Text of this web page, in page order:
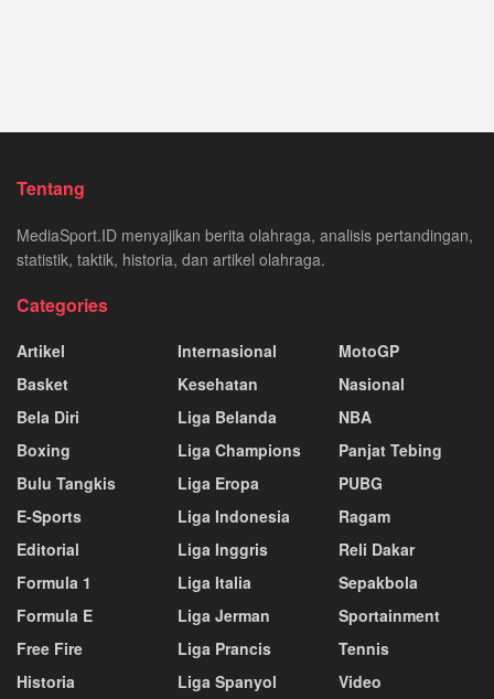
Tentang
MediaSport.ID menyajikan berita olahraga, analisis pertandingan,
statistik, taktik, historia, dan artikel olahraga.
Categories
Artikel
Basket
Bela Diri
Boxing
Bulu Tangkis
E-Sports
Editorial
Formula 1
Formula E
Free Fire
Historia
Internasional
Kesehatan
Liga Belanda
Liga Champions
Liga Eropa
Liga Indonesia
Liga Inggris
Liga Italia
Liga Jerman
Liga Prancis
Liga Spanyol
MotoGP
Nasional
NBA
Panjat Tebing
PUBG
Ragam
Reli Dakar
Sepakbola
Sportainment
Tennis
Video